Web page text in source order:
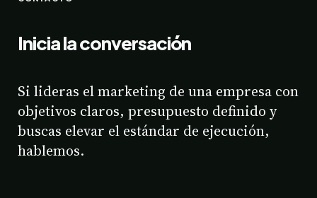
Inicia la conversación
Si lideras el marketing de una empresa con
objetivos claros, presupuesto definido y
buscas elevar el estándar de ejecución,
hablemos.